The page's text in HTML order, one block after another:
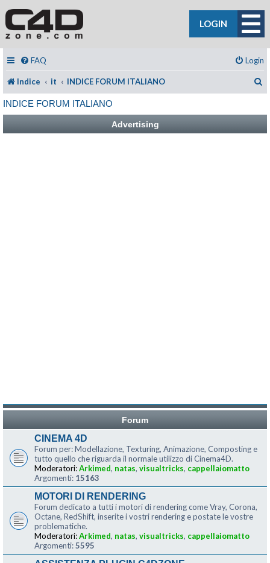
LOGIN
FAQ Login
Indice it INDICE FORUM ITALIANO
INDICE FORUM ITALIANO
Advertising
Forum
CINEMA 4D
Forum per: Modellazione, Texturing, Animazione, Composting e
tutto quello che riguarda il normale utilizzo di Cinema4D.
Moderatori:Arkimed, natas, visualtricks, cappellaiomatto
Argomenti: 15163
MOTORI DI RENDERING
Forum dedicato a tutti i motori di rendering come Vray, Corona,
Octane, RedShift, inserite i vostri rendering e postate le vostre
problematiche.
Moderatori:Arkimed, natas, visualtricks, cappellaiomatto
Argomenti:5595